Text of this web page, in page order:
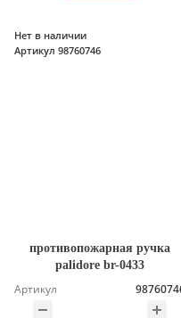
Нет в наличии
Артикул 98760746
противопожарная ручка
palidore br-0433
Артикул